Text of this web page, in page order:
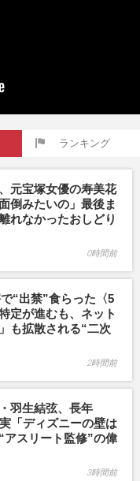
ランキング
元宝塚女優の寿美花
倒みたいの」最後ま
れなかったおしどり
0時間前
“出禁”食らった〈5
定が進むも、ネット
も拡散される“二次
2時間前
羽生結弦、長年
「ディズニーの壁は
アスリート監修”の偉
3時間前